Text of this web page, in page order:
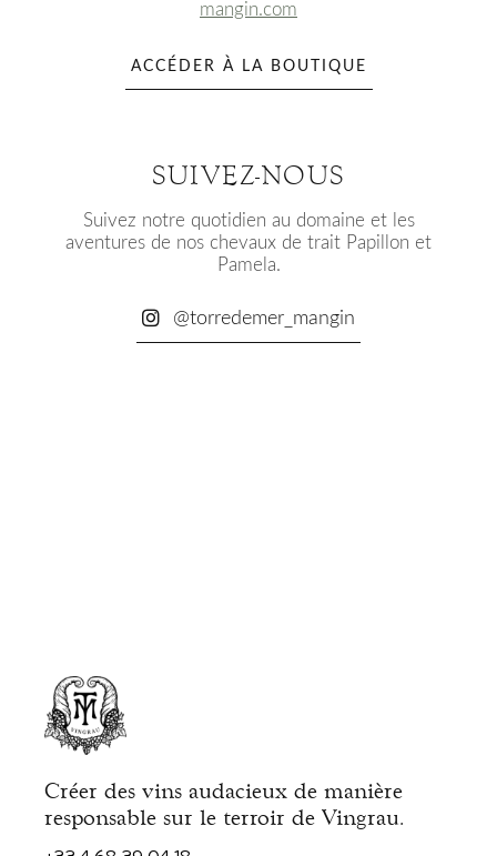
mangin.com
ACCÉDER À LA BOUTIQUE
SUIVEZ-NOUS
Suivez notre quotidien au domaine et les
aventures de nos chevaux de trait Papillon et
Pamela.
@torredemer_mangin
Créer des vins audacieux de manière
responsable sur le terroir de Vingrau.